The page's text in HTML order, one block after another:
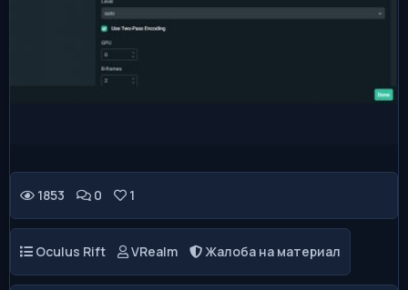
1853 0 1
Oculus Rift VRealm Жалоба на материал